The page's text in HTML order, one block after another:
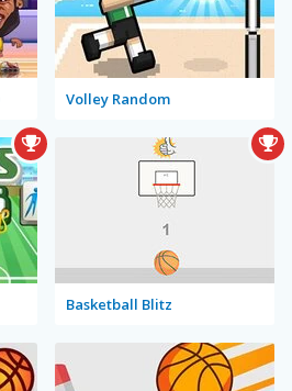
Volley Random
Basketball Blitz